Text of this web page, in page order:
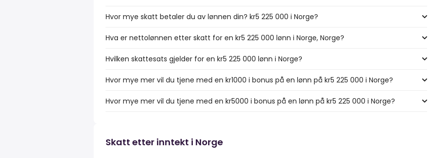
Hvor mye skatt betaler du av lønnen din? kr5 225 000 i Norge?
Hva er nettolønnen etter skatt for en kr5 225 000 lønn i Norge, Norge?
Hvilken skattesats gjelder for en kr5 225 000 lønn i Norge?
Hvor mye mer vil du tjene med en kr1000 i bonus på en lønn på kr5 225 000 i Norge?
Hvor mye mer vil du tjene med en kr5000 i bonus på en lønn på kr5 225 000 i Norge?
Skatt etter inntekt i Norge